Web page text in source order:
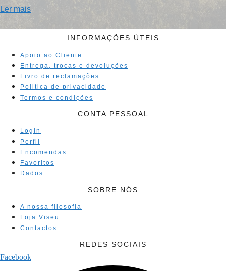
Ler mais
INFORMAÇÕES ÚTEIS
Apoio ao Cliente
Entrega, trocas e devoluções
Livro de reclamações
Politica de privacidade
Termos e condições
CONTA PESSOAL
Login
Perfil
Encomendas
Favoritos
Dados
SOBRE NÓS
A nossa filosofia
Loja Viseu
Contactos
REDES SOCIAIS
Facebook